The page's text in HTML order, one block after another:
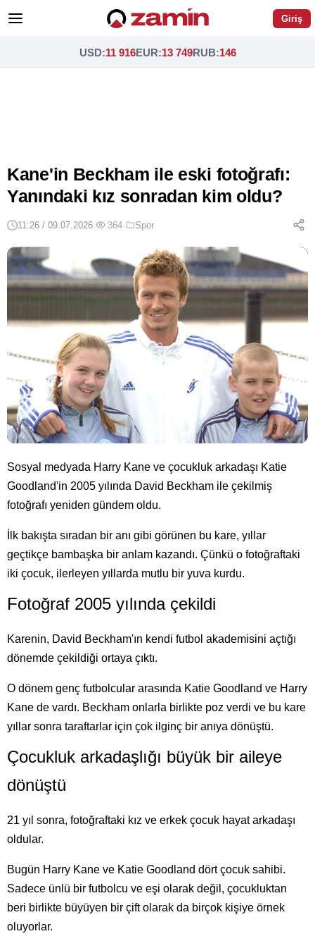
Giriş
USD:11 916EUR:13 749RUB:146
Kane'in Beckham ile eski fotoğrafı:
Yanındaki kız sonradan kim oldu?
11:26 / 09.07.2026· 364· Spor
Sosyal medyada Harry Kane ve çocukluk arkadaşı Katie
Goodland'in 2005 yılında David Beckham ile çekilmiş
fotoğrafı yeniden gündem oldu.
İlk bakışta sıradan bir anı gibi görünen bu kare, yıllar
geçtikçe bambaşka bir anlam kazandı. Çünkü o fotoğraftaki
iki çocuk, ilerleyen yıllarda mutlu bir yuva kurdu.
Fotoğraf 2005 yılında çekildi
Karenin, David Beckham'ın kendi futbol akademisini açtığı
dönemde çekildiği ortaya çıktı.
O dönem genç futbolcular arasında Katie Goodland ve Harry
Kane de vardı. Beckham onlarla birlikte poz verdi ve bu kare
yıllar sonra taraftarlar için çok ilginç bir anıya dönüştü.
Çocukluk arkadaşlığı büyük bir aileye
dönüştü
21 yıl sonra, fotoğraftaki kız ve erkek çocuk hayat arkadaşı
oldular.
Bugün Harry Kane ve Katie Goodland dört çocuk sahibi.
Sadece ünlü bir futbolcu ve eşi olarak değil, çocukluktan
beri birlikte büyüyen bir çift olarak da birçok kişiye örnek
oluyorlar.